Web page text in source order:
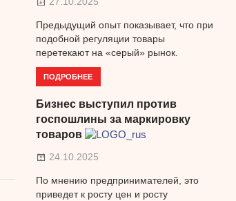
Предыдущий опыт показывает, что при
подобной регуляции товары
перетекают на «серый» рынок.
ПОДРОБНЕЕ
Бизнес выступил против
госпошлины за маркировку
товаров
24.10.2025
По мнению предпринимателей, это
приведет к росту цен и росту